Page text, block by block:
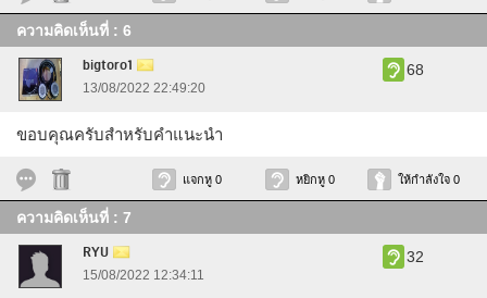
ความคิดเห็นที่ : 6
bigtoro1
13/08/2022 22:49:20
68
ขอบคุณครับสำหรับคำแนะนำ
แจกหู 0 หยิกหู 0 ให้กำลังใจ 0
ความคิดเห็นที่ : 7
RYU
15/08/2022 12:34:11
32